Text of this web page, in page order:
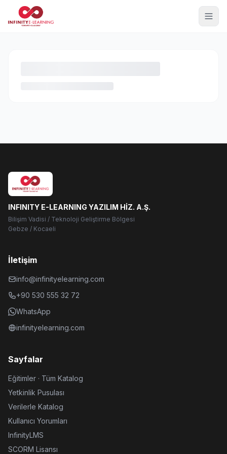
INFINITY E-LEARNING YAZILIM HİZ. A.Ş.
Bilişim Vadisi / Teknoloji Geliştirme Bölgesi
Gebze / Kocaeli
İletişim
info@infinityelearning.com
+90 530 555 32 72
WhatsApp
infinityelearning.com
Sayfalar
Eğitimler · Tüm Katalog
Yetkinlik Pusulası
Verilerle Katalog
Kullanıcı Yorumları
InfinityLMS
SCORM Lisansı